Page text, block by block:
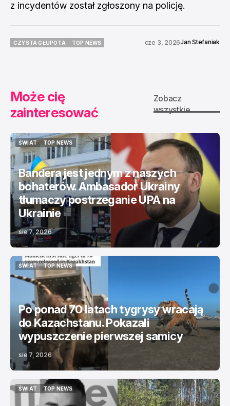
z incydentów został zgłoszony na policję.
CZYSTA GŁUPOTA
TOP NEWS
cze 3, 2026Jan Stefaniak
Może cię
zainteresować
Zobacz
wszystkie
ŚWIAT
ŚWIAT
TOP NEWS
TOP NEWS
Bandera jest jednym z naszych
bohaterów. Ambasador Ukrainy
tłumaczy postrzeganie UPA na
Ukrainie
sie 7, 2026
ŚWIAT
ŚWIAT
TOP NEWS
TOP NEWS
Po ponad 70 latach tygrysy wracają
do Kazachstanu. Pokazali
wypuszczenie pierwszej samicy
sie 7, 2026
ŚWIAT
TOP NEWS